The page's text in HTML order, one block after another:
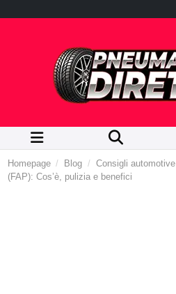
Homepage Blog Consigli automotive
(FAP): Cos’è, pulizia e benefici